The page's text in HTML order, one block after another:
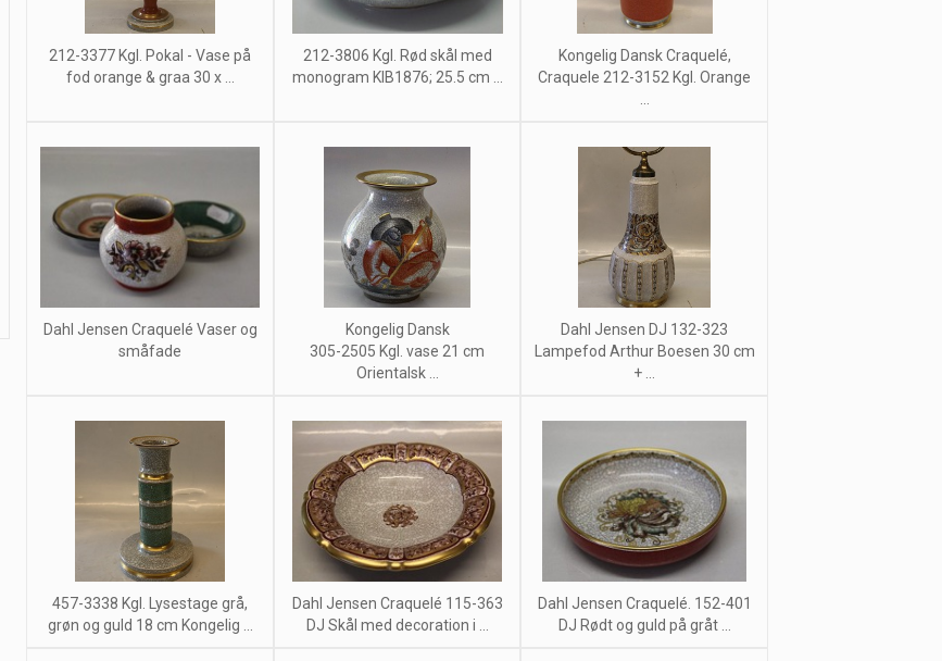
212-3377 Kgl. Pokal - Vase på
fod orange & graa 30 x ...
212-3806 Kgl. Rød skål med
monogram KIB1876; 25.5 cm ...
Kongelig Dansk Craquelé,
Craquele 212-3152 Kgl. Orange
Dahl Jensen Craquelé Vaser og
småfade
Kongelig Dansk
305-2505 Kgl. vase 21 cm
Orientalsk ...
Dahl Jensen DJ 132-323
Lampefod Arthur Boesen 30 cm
+ ...
457-3338 Kgl. Lysestage grå,
grøn og guld 18 cm Kongelig ...
Dahl Jensen Craquelé 115-363
DJ Skål med decoration i ...
Dahl Jensen Craquelé. 152-401
DJ Rødt og guld på gråt ...